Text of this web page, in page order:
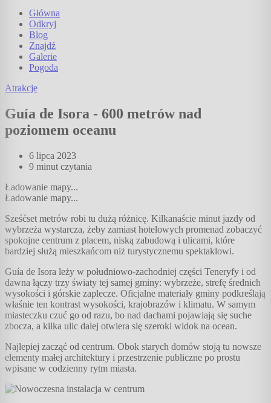
Główna
Odkryj
Blog
Znajdź
Galerie
Pogoda
Atrakcje
Guía de Isora - 600 metrów nad
poziomem oceanu
6 lipca 2023
9 minut czytania
Ładowanie mapy...
Ładowanie mapy...
Sześćset metrów robi tu dużą różnicę. Kilkanaście minut jazdy od
wybrzeża wystarcza, żeby zamiast hotelowych promenad zobaczyć
spokojne centrum z placem, niską zabudową i ulicami, które
bardziej służą mieszkańcom niż turystycznemu spektaklowi.
Guía de Isora leży w południowo-zachodniej części Teneryfy i od
dawna łączy trzy światy tej samej gminy: wybrzeże, strefę średnich
wysokości i górskie zaplecze. Oficjalne materiały gminy podkreślają
właśnie ten kontrast wysokości, krajobrazów i klimatu. W samym
miasteczku czuć go od razu, bo nad dachami pojawiają się suche
zbocza, a kilka ulic dalej otwiera się szeroki widok na ocean.
Najlepiej zacząć od centrum. Obok starych domów stoją tu nowsze
elementy małej architektury i przestrzenie publiczne po prostu
wpisane w codzienny rytm miasta.